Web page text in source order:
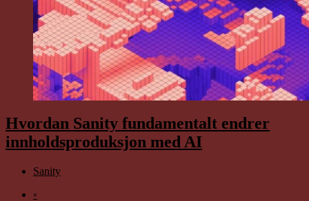
Hvordan Sanity fundamentalt endrer
innholdsproduksjon med AI
Sanity
◦